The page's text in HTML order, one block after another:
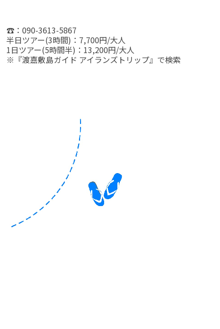
☎：090-3613-5867
半日ツアー(3時間)：7,700円/大人
1日ツアー(5時間半)：13,200円/大人
※『渡嘉敷島ガイド アイランズトリップ』で検索